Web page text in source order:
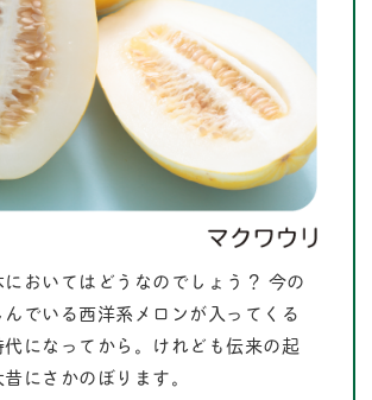
おいてはどうなのでしょう？ 今の
でいる西洋系メロンが入ってくる
になってから。けれども伝来の起
にさかのぼります。